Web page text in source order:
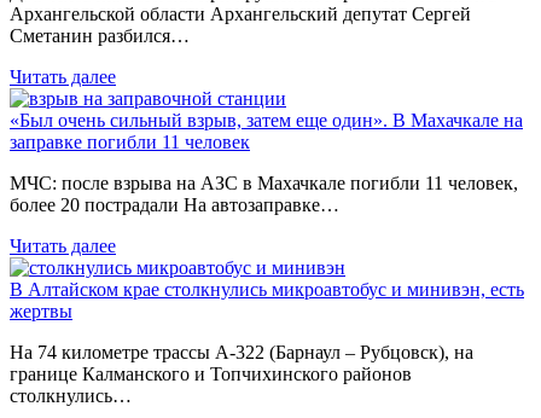
Архангельской области Архангельский депутат Сергей
Сметанин разбился…
Читать далее
«Был очень сильный взрыв, затем еще один». В Махачкале на
заправке погибли 11 человек
МЧС: после взрыва на АЗС в Махачкале погибли 11 человек,
более 20 пострадали На автозаправке…
Читать далее
В Алтайском крае столкнулись микроавтобус и минивэн, есть
жертвы
На 74 километре трассы А-322 (Барнаул – Рубцовск), на
границе Калманского и Топчихинского районов
столкнулись…